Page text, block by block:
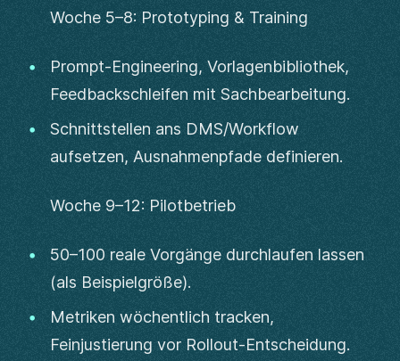
Woche 5–8: Prototyping & Training
Prompt-Engineering, Vorlagenbibliothek,
Feedbackschleifen mit Sachbearbeitung.
Schnittstellen ans DMS/Workflow
aufsetzen, Ausnahmenpfade definieren.
Woche 9–12: Pilotbetrieb
50–100 reale Vorgänge durchlaufen lassen
(als Beispielgröße).
Metriken wöchentlich tracken,
Feinjustierung vor Rollout-Entscheidung.